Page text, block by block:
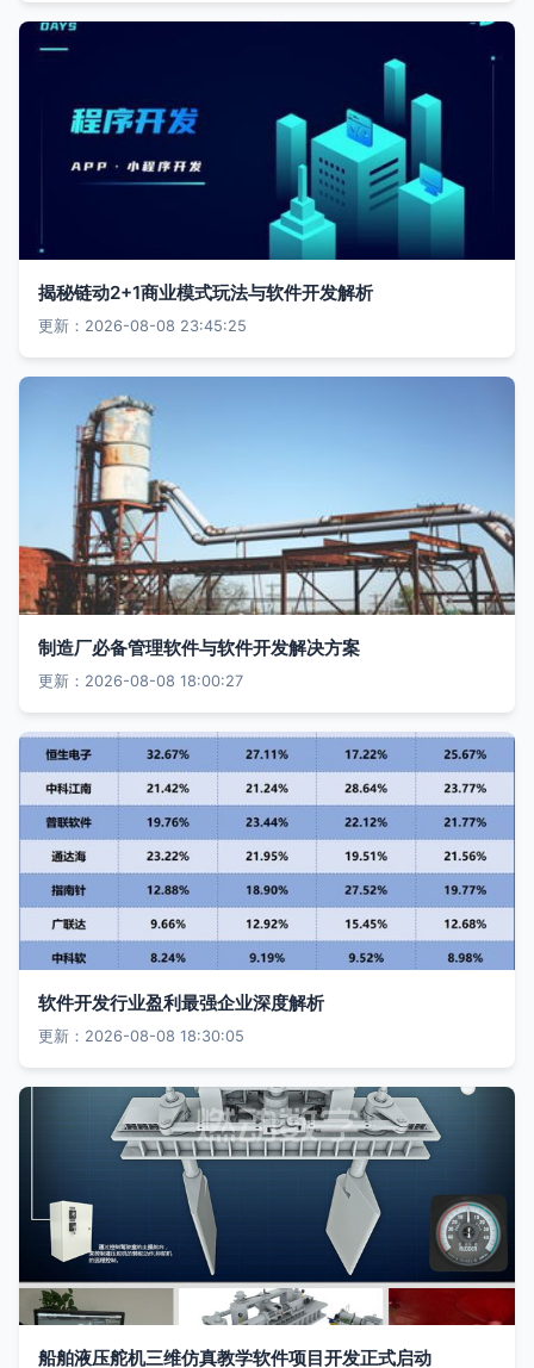
揭秘链动2+1商业模式玩法与软件开发解析
更新：2026-08-08 23:45:25
制造厂必备管理软件与软件开发解决方案
更新：2026-08-08 18:00:27
软件开发行业盈利最强企业深度解析
更新：2026-08-08 18:30:05
船舶液压舵机三维仿真教学软件项目开发正式启动